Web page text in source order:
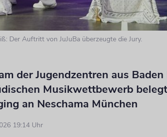
Der Auftritt von JuJuBa überzeugte die Jury.
der Jugendzentren aus
Musikwettbewerb
an Neschama München
19:14 Uhr